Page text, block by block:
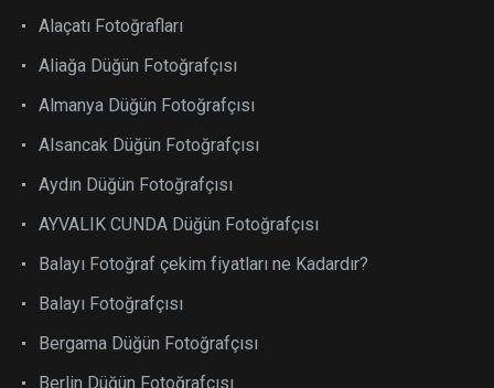
Alaçatı Fotoğrafları
Aliağa Düğün Fotoğrafçısı
Almanya Düğün Fotoğrafçısı
Alsancak Düğün Fotoğrafçısı
Aydın Düğün Fotoğrafçısı
AYVALIK CUNDA Düğün Fotoğrafçısı
Balayı Fotoğraf çekim fiyatları ne Kadardır?
Balayı Fotoğrafçısı
Bergama Düğün Fotoğrafçısı
Berlin Düğün Fotoğrafçısı